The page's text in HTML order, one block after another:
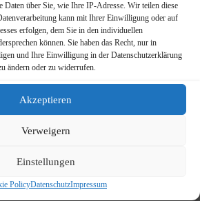
Daten über Sie, wie Ihre IP-Adresse. Wir teilen diese
kann mit Ihrer Einwilligung oder auf
erfolgen, dem Sie in den individuellen
können. Sie haben das Recht, nur in
und Ihre Einwilligung in der Datenschutzerklärung
ändern oder zu widerrufen.
Akzeptieren
Verweigern
Einstellungen
PolicyDatenschutzImpressum
trainiert für Olympia“ –